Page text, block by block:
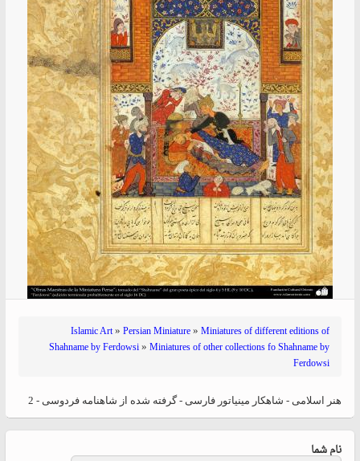
Islamic Art» Persian Miniature » Miniatures of different editions of
Shahname by Ferdowsi » Miniatures of other collections fo Shahname by
Ferdowsi
هنر اسلامی - شاهکار مینیاتور فارسی - گرفته شده از شاهنامه فردوسی - 2
نام شما